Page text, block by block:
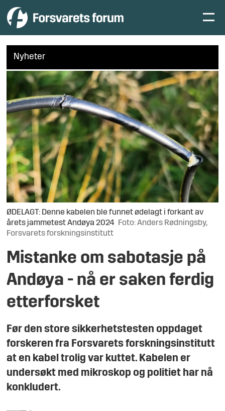
Nyheter
ØDELAGT: Denne kabelen ble funnet ødelagt i forkant av
årets jammetest Andøya 2024
Foto: Anders Rødningsby,
Forsvarets forskningsinstitutt
Mistanke om sabotasje på
Andøya - nå er saken ferdig
etterforsket
Før den store sikkerhetstesten oppdaget
forskeren fra Forsvarets forskningsinstitutt
at en kabel trolig var kuttet. Kabelen er
undersøkt med mikroskop og politiet har nå
konkludert.